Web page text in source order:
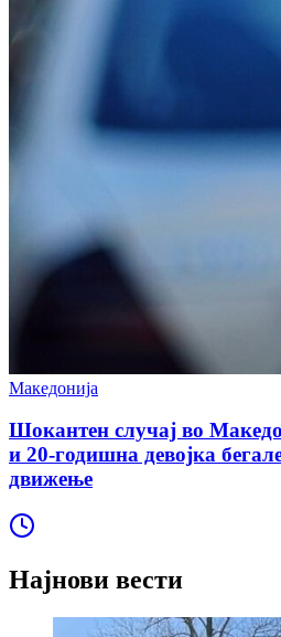
Македонија
Шокантен случај во
и 20-годишна девојка
движење
Најнови вести